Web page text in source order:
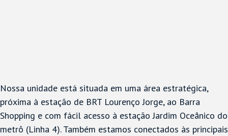
Nossa unidade está situada em uma área estratégica,
próxima à estação de BRT Lourenço Jorge, ao Barra
Shopping e com fácil acesso à estação Jardim Oceânico do
metrô (Linha 4). Também estamos conectados às principais